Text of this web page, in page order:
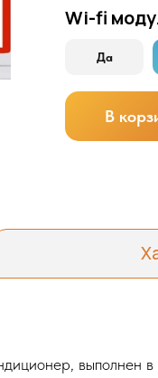
Wi-fi
Да
В
выполнен